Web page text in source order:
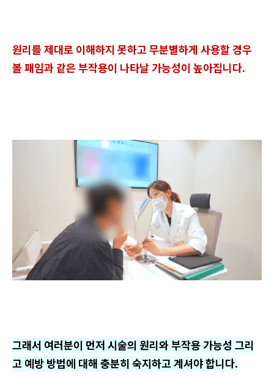
원리를 제대로 이해하지 못하고 무분별하게 사용할 경우
볼 패임과 같은 부작용이 나타날 가능성이 높아집니다.
그래서 여러분이 먼저 시술의 원리와 부작용 가능성 그리
고 예방 방법에 대해 충분히 숙지하고 계셔야 합니다.